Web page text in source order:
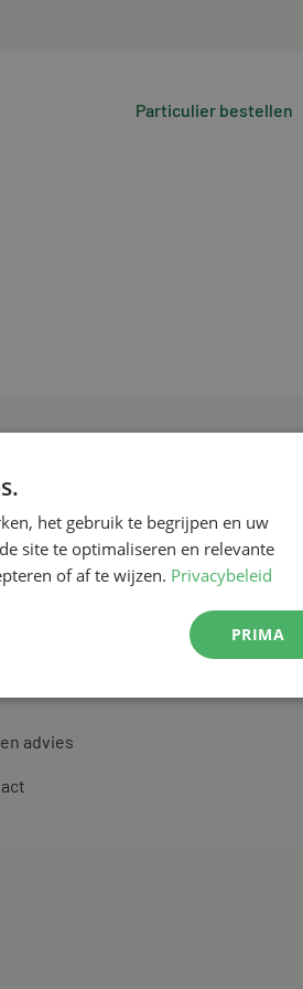
Particulier bestellen
advies
het gebruik te begrijpen en uw
site te optimaliseren en relevante
of af te wijzen. Privacybeleid
PRIMA